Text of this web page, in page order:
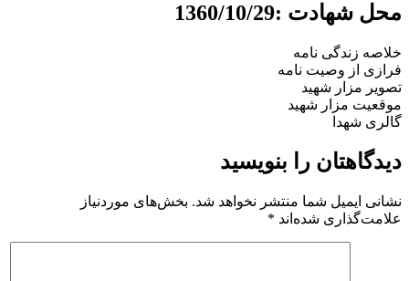
محل شهادت :1360/10/29
خلاصه زندگی نامه
فرازی از وصیت نامه
تصویر مزار شهید
موقعیت مزار شهید
گالری شهدا
دیدگاهتان را بنویسید
نشانی ایمیل شما منتشر نخواهد شد. بخش‌های موردنیاز
علامت‌گذاری شده‌اند *